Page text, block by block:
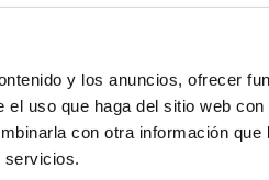
y los anuncios, ofrecer
uso que haga del sitio web
con otra información que
servicios.